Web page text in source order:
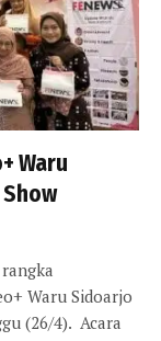
Waru
Waru Sidoarjo
(26/4). Acara